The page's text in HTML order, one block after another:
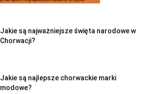
Jakie są najważniejsze święta narodowe w
Chorwacji?
Jakie są najlepsze chorwackie marki
modowe?